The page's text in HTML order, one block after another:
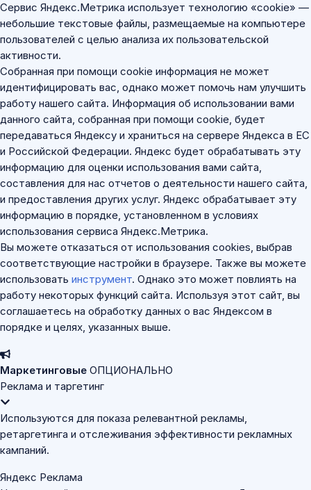
Сервис Яндекс.Метрика использует технологию «cookie» —
небольшие текстовые файлы, размещаемые на компьютере
пользователей с целью анализа их пользовательской
активности.
Собранная при помощи cookie информация не может
идентифицировать вас, однако может помочь нам улучшить
работу нашего сайта. Информация об использовании вами
данного сайта, собранная при помощи cookie, будет
передаваться Яндексу и храниться на сервере Яндекса в ЕС
и Российской Федерации. Яндекс будет обрабатывать эту
информацию для оценки использования вами сайта,
составления для нас отчетов о деятельности нашего сайта,
и предоставления других услуг. Яндекс обрабатывает эту
информацию в порядке, установленном в условиях
использования сервиса Яндекс.Метрика.
Вы можете отказаться от использования cookies, выбрав
соответствующие настройки в браузере. Также вы можете
использовать инструмент. Однако это может повлиять на
работу некоторых функций сайта. Используя этот сайт, вы
соглашаетесь на обработку данных о вас Яндексом в
порядке и целях, указанных выше.
Маркетинговые ОПЦИОНАЛЬНО
Реклама и таргетинг
Используются для показа релевантной рекламы,
ретаргетинга и отслеживания эффективности рекламных
кампаний.
Яндекс Реклама